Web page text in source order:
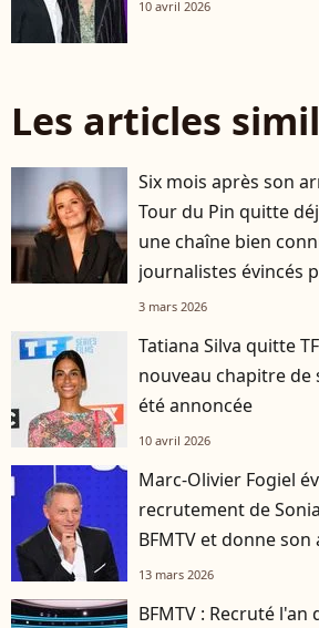
10 avril 2026
Les articles
Six mois après son
Tour du Pin quitte
une chaîne bien
journalistes évincés
3 mars 2026
Tatiana Silva quitte
nouveau chapitre de
été annoncée
10 avril 2026
Marc-Olivier Fogiel
recrutement de
BFMTV et donne son
13 mars 2026
BFMTV : Recruté